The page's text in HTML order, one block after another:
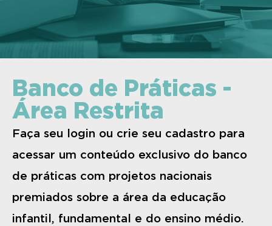
Banco de Práticas -
Área Restrita
Faça seu login ou crie seu cadastro para
acessar um conteúdo exclusivo do banco
de práticas com projetos nacionais
premiados sobre a área da educação
infantil, fundamental e do ensino médio.